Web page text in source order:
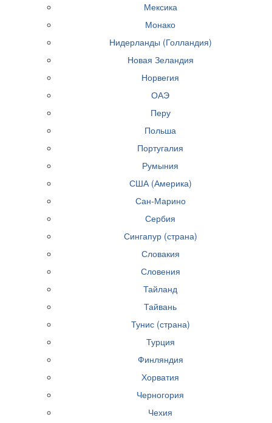
Мексика
Монако
Нидерланды (Голландия)
Новая Зеландия
Норвегия
ОАЭ
Перу
Польша
Португалия
Румыния
США (Америка)
Сан-Марино
Сербия
Сингапур (страна)
Словакия
Словения
Тайланд
Тайвань
Тунис (страна)
Турция
Финляндия
Хорватия
Черногория
Чехия